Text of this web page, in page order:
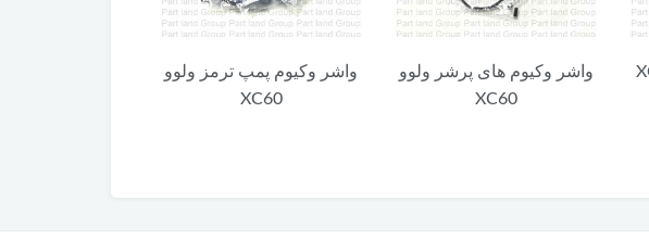
واشر وکیوم های پرشر ولوو
XC60
واشر وکیوم پمپ ترمز ولوو
XC60